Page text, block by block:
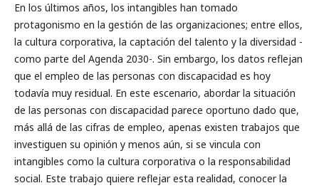
En los últimos años, los intangibles han tomado
protagonismo en la gestión de las organizaciones; entre ellos,
la cultura corporativa, la captación del talento y la diversidad -
como parte del Agenda 2030-. Sin embargo, los datos reflejan
que el empleo de las personas con discapacidad es hoy
todavía muy residual. En este escenario, abordar la situación
de las personas con discapacidad parece oportuno dado que,
más allá de las cifras de empleo, apenas existen trabajos que
investiguen su opinión y menos aún, si se vincula con
intangibles como la cultura corporativa o la responsabilidad
social. Este trabajo quiere reflejar esta realidad, conocer la